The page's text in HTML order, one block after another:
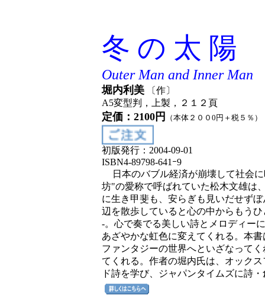
冬 の 太 陽
Outer Man and Inner Man
堀内利美〔作〕
A5変型判，上製，２１２頁
定価：2100円 （本体２００0円＋税５％）
初版発行：2004-09-01
ISBN4-89798-641ｰ9
日本のバブル経済が崩壊して社会
坊"の愛称で呼ばれていた松木文雄は
に生き甲斐も、安らぎも見いだせず
辺を散歩していると心の中からもう
-。心で奏でる美しい詩とメロディー
あざやかな虹色に変えてくれる。本
ファンタジーの世界へといざなって
てくれる。作者の堀内氏は、オック
ド詩を学び、ジャパンタイムズに詩